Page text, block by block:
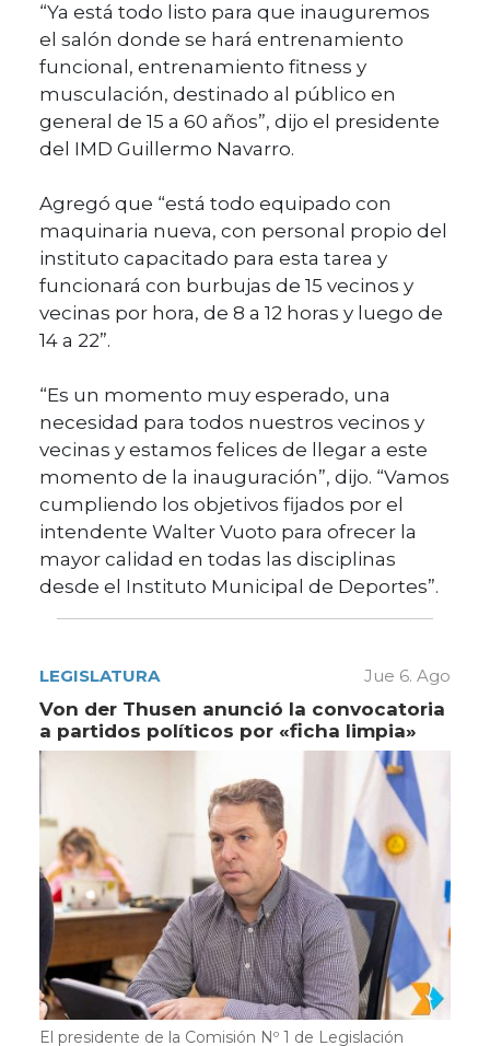
“Ya está todo listo para que inauguremos
el salón donde se hará entrenamiento
funcional, entrenamiento fitness y
musculación, destinado al público en
general de 15 a 60 años”, dijo el presidente
del IMD Guillermo Navarro.
Agregó que “está todo equipado con
maquinaria nueva, con personal propio del
instituto capacitado para esta tarea y
funcionará con burbujas de 15 vecinos y
vecinas por hora, de 8 a 12 horas y luego de
14 a 22”.
“Es un momento muy esperado, una
necesidad para todos nuestros vecinos y
vecinas y estamos felices de llegar a este
momento de la inauguración”, dijo. “Vamos
cumpliendo los objetivos fijados por el
intendente Walter Vuoto para ofrecer la
mayor calidad en todas las disciplinas
desde el Instituto Municipal de Deportes”.
LEGISLATURA Jue 6. Ago
Von der Thusen anunció la convocatoria
a partidos políticos por «ficha limpia»
El presidente de la Comisión Nº 1 de Legislación